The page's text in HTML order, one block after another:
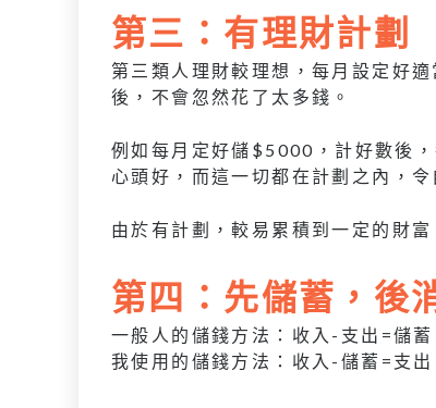
第三：有理財計劃
第三類人理財較理想，每月設定好
後，不會忽然花了太多錢。
例如每月定好儲$5000，計好數後
心頭好，而這一切都在計劃之內，
由於有計劃，較易累積到一定的財
第四：先儲蓄，後
一般人的儲錢方法：收入-支出=儲蓄
我使用的儲錢方法：收入-儲蓄=支出